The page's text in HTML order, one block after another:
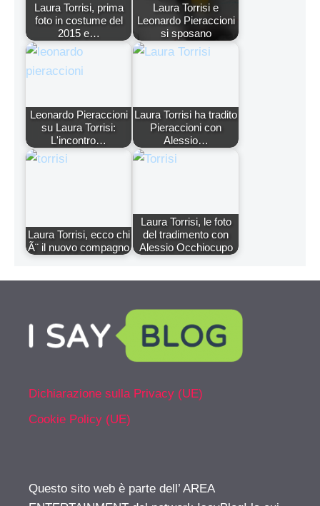
Laura Torrisi, prima
foto in costume del
2015 e…
Laura Torrisi e
Leonardo Pieraccioni
si sposano
Leonardo Pieraccioni
su Laura Torrisi:
L'incontro…
Laura Torrisi ha tradito
Pieraccioni con
Alessio…
Laura Torrisi, ecco chi
Ã¨ il nuovo compagno
Laura Torrisi, le foto
del tradimento con
Alessio Occhiocupo
Dichiarazione sulla Privacy (UE)
Cookie Policy (UE)
Questo sito web è parte dell’ AREA